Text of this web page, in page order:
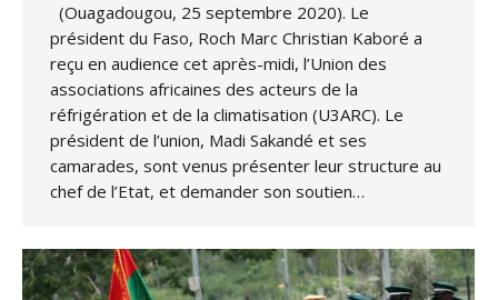
(Ouagadougou, 25 septembre 2020). Le
président du Faso, Roch Marc Christian Kaboré a
reçu en audience cet après-midi, l’Union des
associations africaines des acteurs de la
réfrigération et de la climatisation (U3ARC). Le
président de l’union, Madi Sakandé et ses
camarades, sont venus présenter leur structure au
chef de l’Etat, et demander son soutien…